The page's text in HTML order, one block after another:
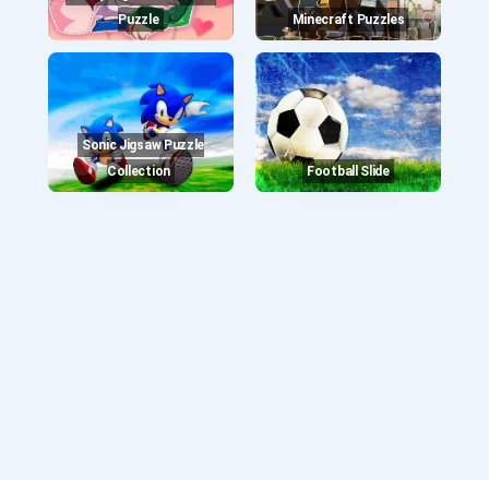
Puzzle
Minecraft Puzzles
Sonic Jigsaw Puzzle
Collection
Football Slide